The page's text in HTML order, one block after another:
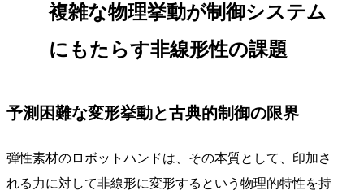
複雑な物理挙動が制御システム
にもたらす非線形性の課題
予測困難な変形挙動と古典的制御の限界
弾性素材のロボットハンドは、その本質として、印加さ
れる力に対して非線形に変形するという物理的特性を持